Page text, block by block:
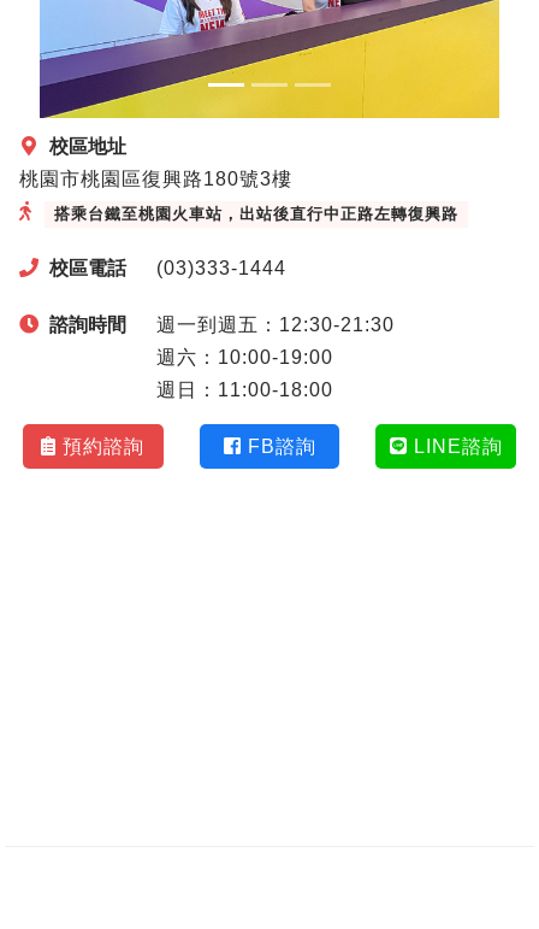
校區地址
桃園市桃園區復興路180號3樓
搭乘台鐵至桃園火車站，出站後直行中正路左轉復興路
校區電話 (03)333-1444
諮詢時間
週一到週五：12:30-21:30
週六：10:00-19:00
週日：11:00-18:00
預約諮詢 FB諮詢 LINE諮詢